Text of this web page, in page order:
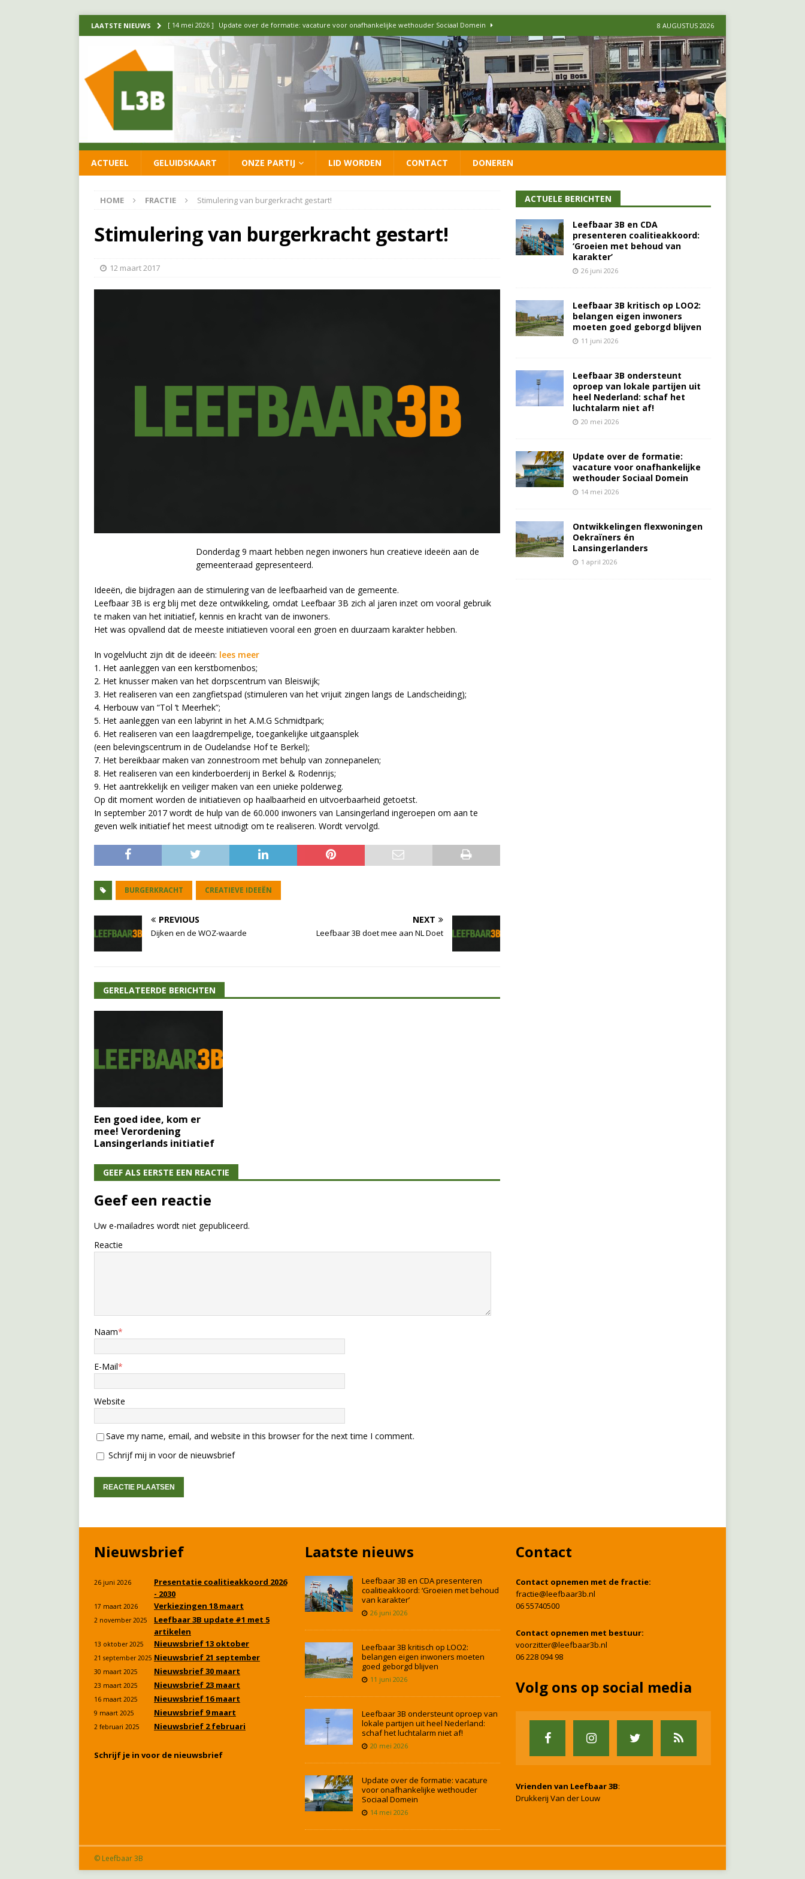
LAATSTE NIEUWS [ 14 mei 2026 ] Update over de formatie: vacature voor onafhankelijke wethouder Sociaal Domein
[ 1 april 2026 ] Ontwikkelingen flexwoningen Oekraïners én Lansingerlanders FRACTIE
[ 26 juni 2026 ] Leefbaar 3B en CDA presenteren coalitieakkoord: ‘Groeien met behoud van karakter’
Leefbaar 3B kritisch op LOO2: belangen eigen inwoners moeten goed geborgd blijven
[ 20 mei 2026 ] Leefbaar 3B ondersteunt oproep van lokale partijen uit heel Nederland: schaf het
8 AUGUSTUS 2026
ACTUEEL GELUIDSKAART ONZE PARTIJ LID WORDEN CONTACT DONEREN
HOME FRACTIE Stimulering van burgerkracht gestart!
Stimulering van burgerkracht gestart!
12 maart 2017
Donderdag 9 maart hebben negen inwoners hun creatieve ideeën aan de
gemeenteraad gepresenteerd.
Ideeën, die bijdragen aan de stimulering van de leefbaarheid van de gemeente.
Leefbaar 3B is erg blij met deze ontwikkeling, omdat Leefbaar 3B zich al jaren inzet om vooral gebruik
te maken van het initiatief, kennis en kracht van de inwoners.
Het was opvallend dat de meeste initiatieven vooral een groen en duurzaam karakter hebben.
In vogelvlucht zijn dit de ideeën: lees meer
1. Het aanleggen van een kerstbomenbos;
2. Het knusser maken van het dorpscentrum van Bleiswijk;
3. Het realiseren van een zangfietspad (stimuleren van het vrijuit zingen langs de Landscheiding);
4. Herbouw van “Tol ’t Meerhek”;
5. Het aanleggen van een labyrint in het A.M.G Schmidtpark;
6. Het realiseren van een laagdrempelige, toegankelijke uitgaansplek
(een belevingscentrum in de Oudelandse Hof te Berkel);
7. Het bereikbaar maken van zonnestroom met behulp van zonnepanelen;
8. Het realiseren van een kinderboerderij in Berkel & Rodenrijs;
9. Het aantrekkelijk en veiliger maken van een unieke polderweg.
Op dit moment worden de initiatieven op haalbaarheid en uitvoerbaarheid getoetst.
In september 2017 wordt de hulp van de 60.000 inwoners van Lansingerland ingeroepen om aan te
geven welk initiatief het meest uitnodigt om te realiseren. Wordt vervolgd.
BURGERKRACHT CREATIEVE IDEEËN
PREVIOUS
Dijken en de WOZ-waarde
NEXT
Leefbaar 3B doet mee aan NL Doet
GERELATEERDE BERICHTEN
Een goed idee, kom er
mee! Verordening
Lansingerlands initiatief
GEEF ALS EERSTE EEN REACTIE
Geef een reactie
Uw e-mailadres wordt niet gepubliceerd.
Reactie
Naam*
E-Mail*
Website
Save my name, email, and website in this browser for the next time I comment.
Schrijf mij in voor de nieuwsbrief
ACTUELE BERICHTEN
Leefbaar 3B en CDA
presenteren coalitieakkoord:
‘Groeien met behoud van
karakter’
26 juni 2026
Leefbaar 3B kritisch op LOO2:
belangen eigen inwoners
moeten goed geborgd blijven
11 juni 2026
Leefbaar 3B ondersteunt
oproep van lokale partijen uit
heel Nederland: schaf het
luchtalarm niet af!
20 mei 2026
Update over de formatie:
vacature voor onafhankelijke
wethouder Sociaal Domein
14 mei 2026
Ontwikkelingen flexwoningen
Oekraïners én
Lansingerlanders
1 april 2026
Nieuwsbrief
26 juni 2026
Presentatie coalitieakkoord 2026
- 2030
17 maart 2026 Verkiezingen 18 maart
2 november 2025
Leefbaar 3B update #1 met 5
artikelen
13 oktober 2025 Nieuwsbrief 13 oktober
21 september 2025 Nieuwsbrief 21 september
30 maart 2025 Nieuwsbrief 30 maart
23 maart 2025 Nieuwsbrief 23 maart
16 maart 2025 Nieuwsbrief 16 maart
9 maart 2025 Nieuwsbrief 9 maart
2 februari 2025 Nieuwsbrief 2 februari
Schrijf je in voor de nieuwsbrief
Laatste nieuws
Leefbaar 3B en CDA presenteren
coalitieakkoord: ‘Groeien met behoud
van karakter’
26 juni 2026
Leefbaar 3B kritisch op LOO2:
belangen eigen inwoners moeten
goed geborgd blijven
11 juni 2026
Leefbaar 3B ondersteunt oproep van
lokale partijen uit heel Nederland:
schaf het luchtalarm niet af!
20 mei 2026
Update over de formatie: vacature
voor onafhankelijke wethouder
Sociaal Domein
14 mei 2026
Contact
Contact opnemen met de fractie:
fractie@leefbaar3b.nl
06 55740500
Contact opnemen met bestuur:
voorzitter@leefbaar3b.nl
06 228 094 98
Volg ons op social media
Vrienden van Leefbaar 3B:
Drukkerij Van der Louw
© Leefbaar 3B